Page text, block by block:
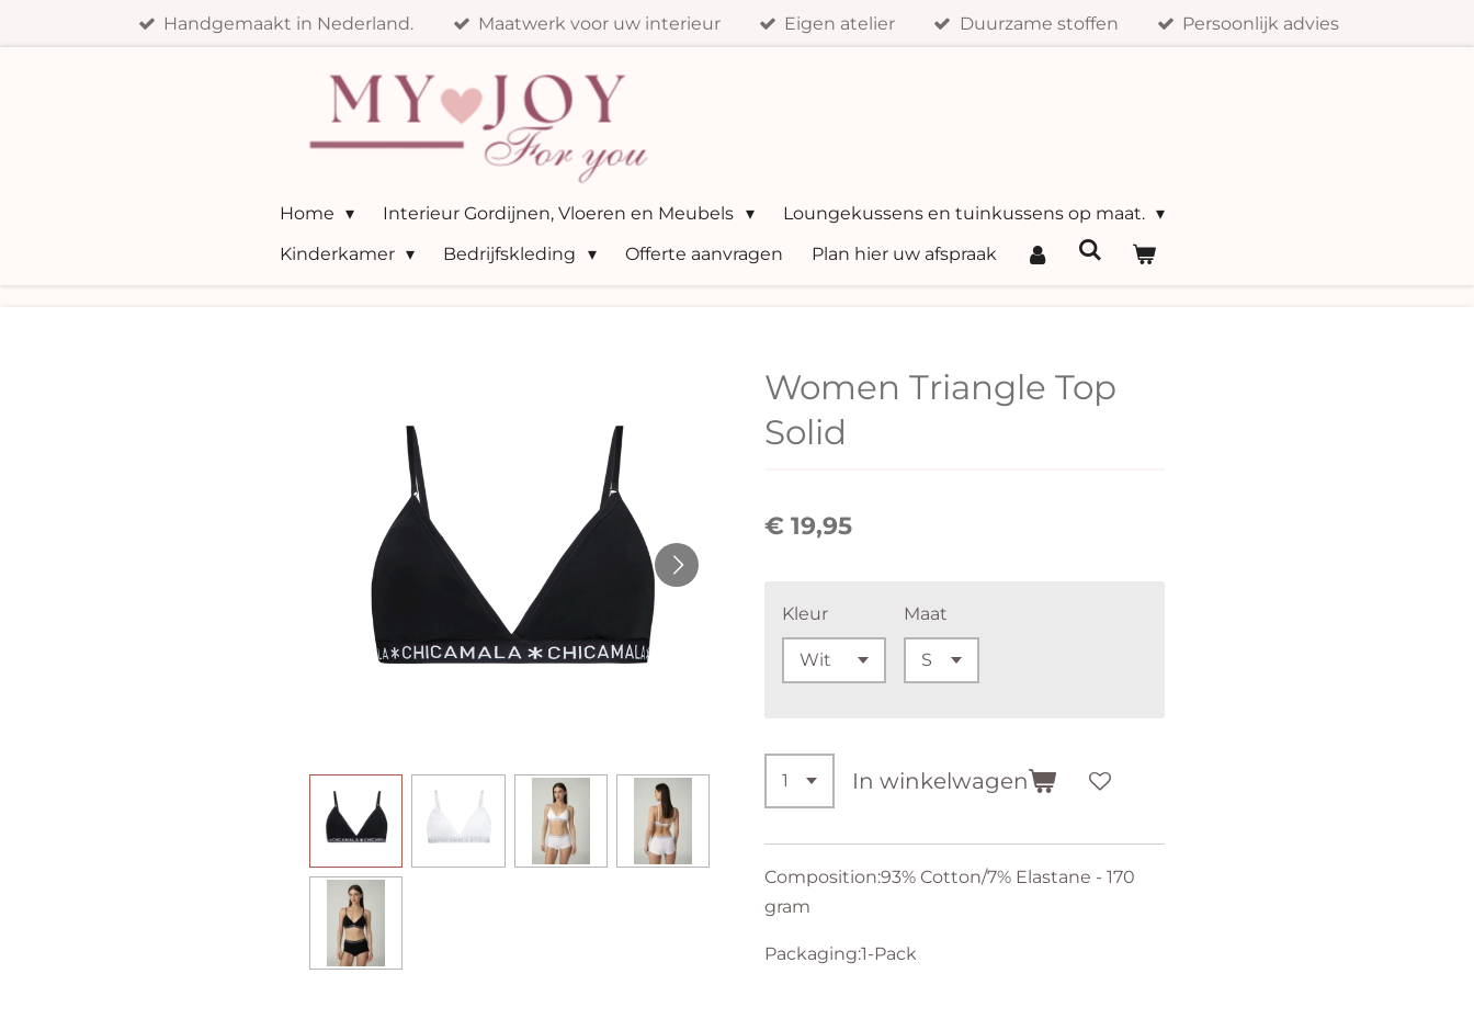
Handgemaakt in Nederland. Maatwerk voor uw interieur Eigen atelier Duurzame stoffen Persoonlijk advies
Home Interieur Gordijnen, Vloeren en Meubels
Loungekussens en tuinkussens op maat.
Kinderkamer
Bedrijfskleding Offerte aanvragen Plan hier uw afspraak
Women Triangle Top
Solid
€ 19,95
Kleur Maat
In winkelwagen
Composition:93% Cotton/7% Elastane - 170
gram
Packaging:1-Pack